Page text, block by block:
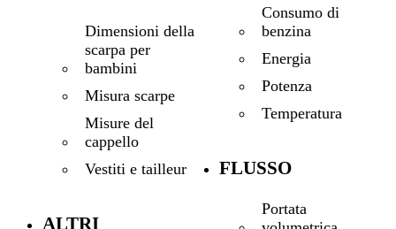
Dimensioni della
scarpa per
bambini
Misura scarpe
Misure del
cappello
Vestiti e tailleur
ALTRI
Consumo di
benzina
Energia
Potenza
Temperatura
FLUSSO
Portata